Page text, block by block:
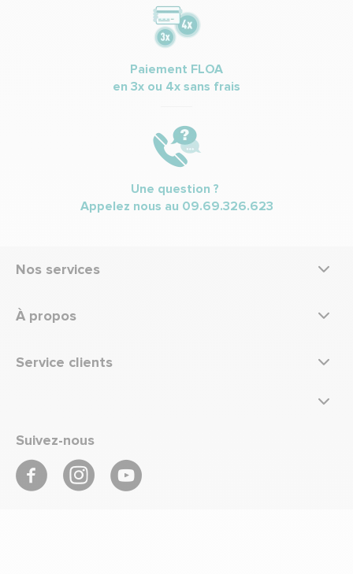
Paiement FLOA
en 3x ou 4x sans frais
Une question ?
Appelez nous au 09.69.326.623
Nos services
À propos
Service clients
Suivez-nous